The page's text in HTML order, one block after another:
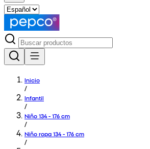
Inicio
/
Infantil
/
Niño 134 - 176 cm
/
Niño ropa 134 - 176 cm
/